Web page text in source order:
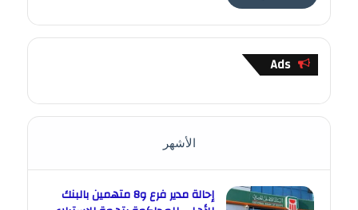
Ads
الأشهر
إحالة مدير فرع و8 متهمين بالبنك